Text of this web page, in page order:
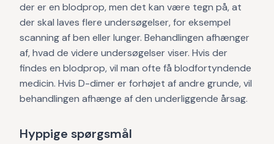
der er en blodprop, men det kan være tegn på, at
der skal laves flere undersøgelser, for eksempel
scanning af ben eller lunger. Behandlingen afhænger
af, hvad de videre undersøgelser viser. Hvis der
findes en blodprop, vil man ofte få blodfortyndende
medicin. Hvis D-dimer er forhøjet af andre grunde, vil
behandlingen afhænge af den underliggende årsag.
Hyppige spørgsmål